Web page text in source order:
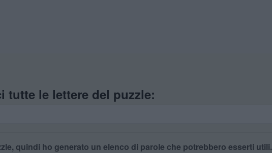
tutte le lettere del puzzle:
quindi ho generato un elenco di parole che potrebbero esserti utili.